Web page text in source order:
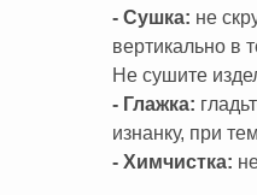
- Сушка: не
вертикально в
Не сушите
- Глажка:
изнанку, при
- Химчистка: